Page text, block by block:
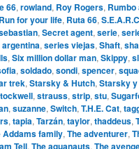
66,rowland, Roy Rogers, Rumbo
Run for your life, Ruta 66,
,Secret agent,serie,
,series viejas,Shaft,
,Six million dollar man,Skippy,
,soldado,sondi,spencer,
trek,Starsky & Hutch,Starsky
,strauss,strip,stu,
,suzanne,Switch,T.H.E. Cat,
,tapia,Tarzán,taylor,thaddeus,
Addams family,The adventurer,
Tell,The aquanauts,The